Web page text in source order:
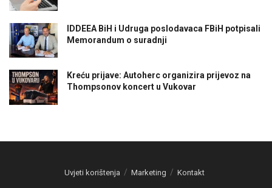
IDDEEA BiH i Udruga poslodavaca FBiH potpisali
Memorandum o suradnji
Kreću prijave: Autoherc organizira prijevoz na
Thompsonov koncert u Vukovar
Uvjeti korištenja Marketing Kontakt